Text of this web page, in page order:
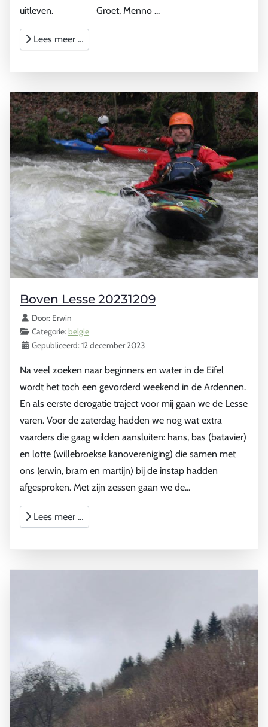
uitleven. Groet, Menno ...
Lees meer …
Boven Lesse 20231209
Details
Door: Erwin
Categorie: belgie
Gepubliceerd: 12 december 2023
Na veel zoeken naar beginners en water in de Eifel
wordt het toch een gevorderd weekend in de Ardennen.
En als eerste derogatie traject voor mij gaan we de Lesse
varen. Voor de zaterdag hadden we nog wat extra
vaarders die gaag wilden aansluiten: hans, bas (batavier)
en lotte (willebroekse kanovereniging) die samen met
ons (erwin, bram en martijn) bij de instap hadden
afgesproken. Met zijn zessen gaan we de...
Lees meer …